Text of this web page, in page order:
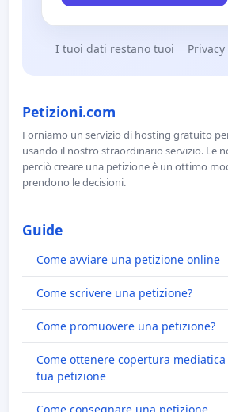
I tuoi dati restano tuoi
Petizioni.com
Forniamo un servizio di hosting gratuito
usando il nostro straordinario servizio. Le
perciò creare una petizione è un ottimo
prendono le decisioni.
Guide
Come avviare una petizione online
Come scrivere una petizione?
Come promuovere una petizione?
Come ottenere copertura
tua petizione